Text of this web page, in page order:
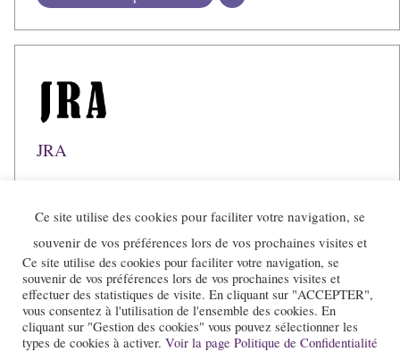
JRA
Ce site utilise des cookies pour faciliter votre navigation, se
souvenir de vos préférences lors de vos prochaines visites et
Ce site utilise des cookies pour faciliter votre navigation, se
souvenir de vos préférences lors de vos prochaines visites et
effectuer des statistiques de visite. En cliquant sur "ACCEPTER",
vous consentez à l'utilisation de l'ensemble des cookies. En
cliquant sur "Gestion des cookies" vous pouvez sélectionner les
types de cookies à activer. Voir la page Politique de Confidentialité